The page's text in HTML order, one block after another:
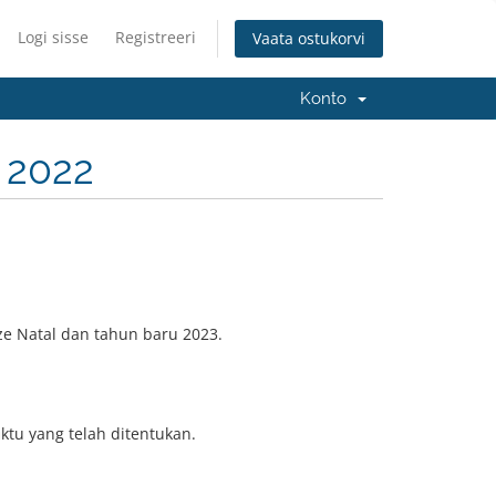
Logi sisse Registreeri Vaata ostukorvi
Konto
Natal dan tahun baru 2023.
yang telah ditentukan.